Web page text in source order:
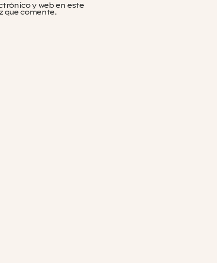
y web en este
que comente.